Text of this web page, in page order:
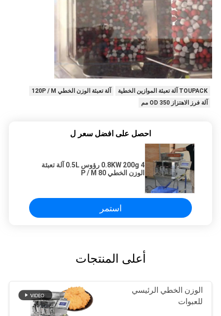
TOUPACK آلة تعبئة الموازين الخطية
آلة تعبئة الوزن الخطي 120P / M
آلة فرز الاهتزاز OD 350 مم
احصل على افضل سعر ل
0.8KW 200g 4 رؤوس 0.5L آلة تعبئة
الوزن الخطي 80 P / M
استمر
أعلى المنتجات
الوزن الخطي الرئيسي
للعبوات